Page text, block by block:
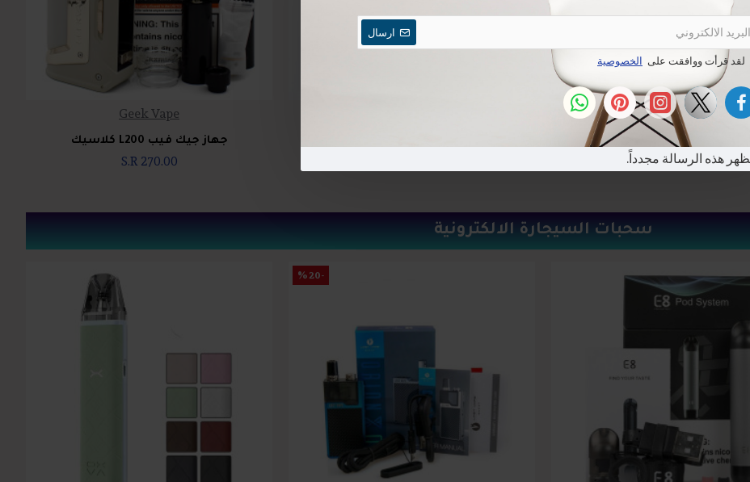
ارسال
لقد قرأت ووافقت على الخصوصية
هذه الرسالة مجدداً.
Geek Vape
جهاز جيك فيب E100i
S.R 200.00
Geek Vape
جهاز جيك فيب L200 كلاسيك
S.R 270.00
سحبات السيجارة الالكترونية
-20 %